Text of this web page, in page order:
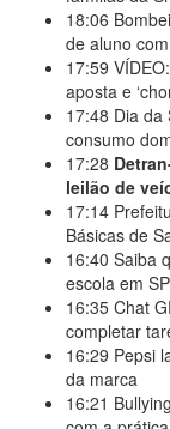
18:06
de aluno
17:59
aposta e
17:48 Dia da
consumo
17:28
leilão de
17:14
Básicas de
16:40 Saiba
escola em
16:35 Chat
completar
16:29 Pepsi
da marca
16:21